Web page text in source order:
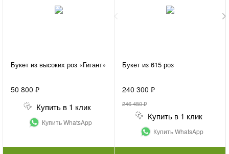
Букет из высоких роз «Гигант»
50 800 ₽
Купить в 1 клик
Купить WhatsApp
Букет из 615 роз
240 300 ₽
246 450 ₽
Купить в 1 клик
Купить WhatsApp